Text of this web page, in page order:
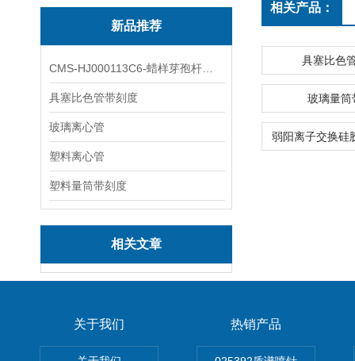
新品推荐
具塞比色管带刻度
玻璃离心管
塑料离心管
塑料量筒带刻度
相关文章
相关产品：
具塞比色
玻璃量筒
关于我们 热销产品